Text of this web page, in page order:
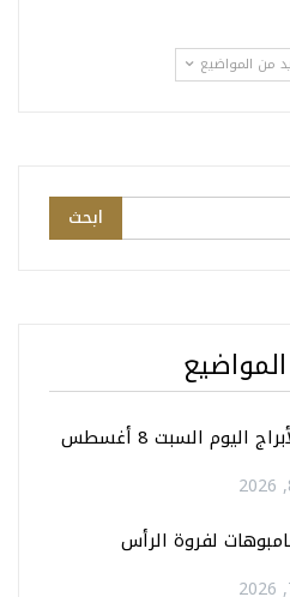
من المواضيع
توقعـات الأبراج اليوم السبت 8 أغسطس
لفروة الرأس